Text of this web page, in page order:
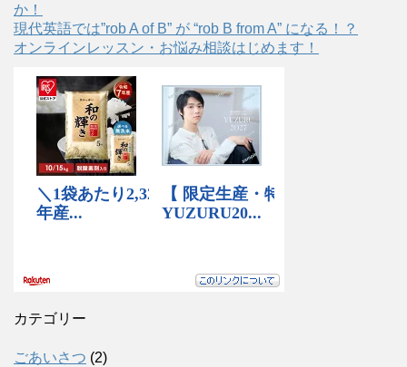
か！
現代英語では”rob A of B” が “rob B from A” になる！？
オンラインレッスン・お悩み相談はじめます！
カテゴリー
ごあいさつ (2)